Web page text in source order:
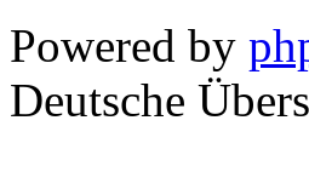
Powered by
Deutsche